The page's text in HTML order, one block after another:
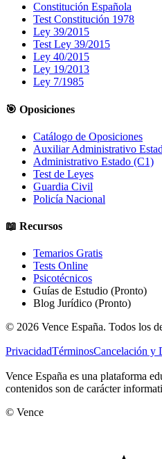
Constitución Española
Test Constitución 1978
Ley 39/2015
Test Ley 39/2015
Ley 40/2015
Ley 19/2013
Ley 7/1985
🎯 Oposiciones
Catálogo de Oposiciones
Auxiliar Administrativo
Administrativo Estado (C1)
Test de Leyes
Guardia Civil
Policía Nacional
📖 Recursos
Temarios Gratis
Tests Online
Psicotécnicos
Guías de Estudio (Pronto)
Blog Jurídico (Pronto)
© 2026 Vence España. Todos los
PrivacidadTérminosCancelación y
Vence España es una plataforma
contenidos son de carácter
© Vence